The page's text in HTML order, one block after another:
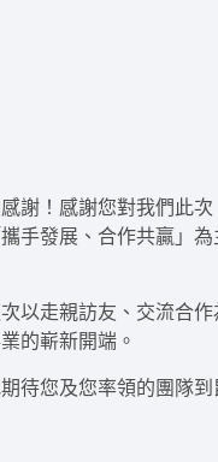
謝！感謝您對我們此
手發展、合作共贏」
以走親訪友、交流合
的嶄新開端。
待您及您率領的團隊